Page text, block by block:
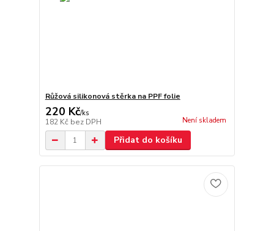
Růžová silikonová stěrka na PPF folie
220 Kč/ks
182 Kč bez DPH Není skladem
Přidat do košíku